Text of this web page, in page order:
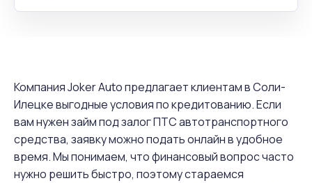
Компания Joker Auto предлагает клиентам в Соли-
Илецке выгодные условия по кредитованию. Если
вам нужен займ под залог ПТС автотранспортного
средства, заявку можно подать онлайн в удобное
время. Мы понимаем, что финансовый вопрос часто
нужно решить быстро, поэтому стараемся